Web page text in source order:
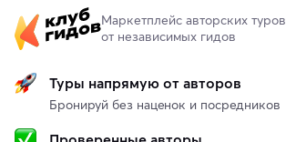
Маркетплейс авторских туров
от независимых гидов
Туры напрямую от авторов
Бронируй без наценок и посредников